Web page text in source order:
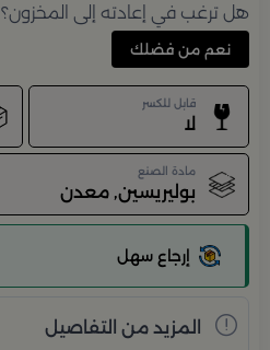
هل ترغب في إعادته إلى المخزون؟
نعم من فضلك
قابل للكسر
لا
مادة الصنع
بوليريسين, معدن
إرجاع سهل
المزيد من التفاصيل